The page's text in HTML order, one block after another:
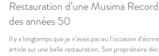
11 août 2019 4 min de lecture
Restauration d’une Musima Record
des années 50